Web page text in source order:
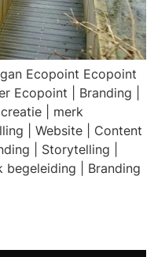
Ecopoint Ecopoint
Ecopoint | Branding |
| merk
| Website | Content
| Storytelling |
begeleiding | Branding